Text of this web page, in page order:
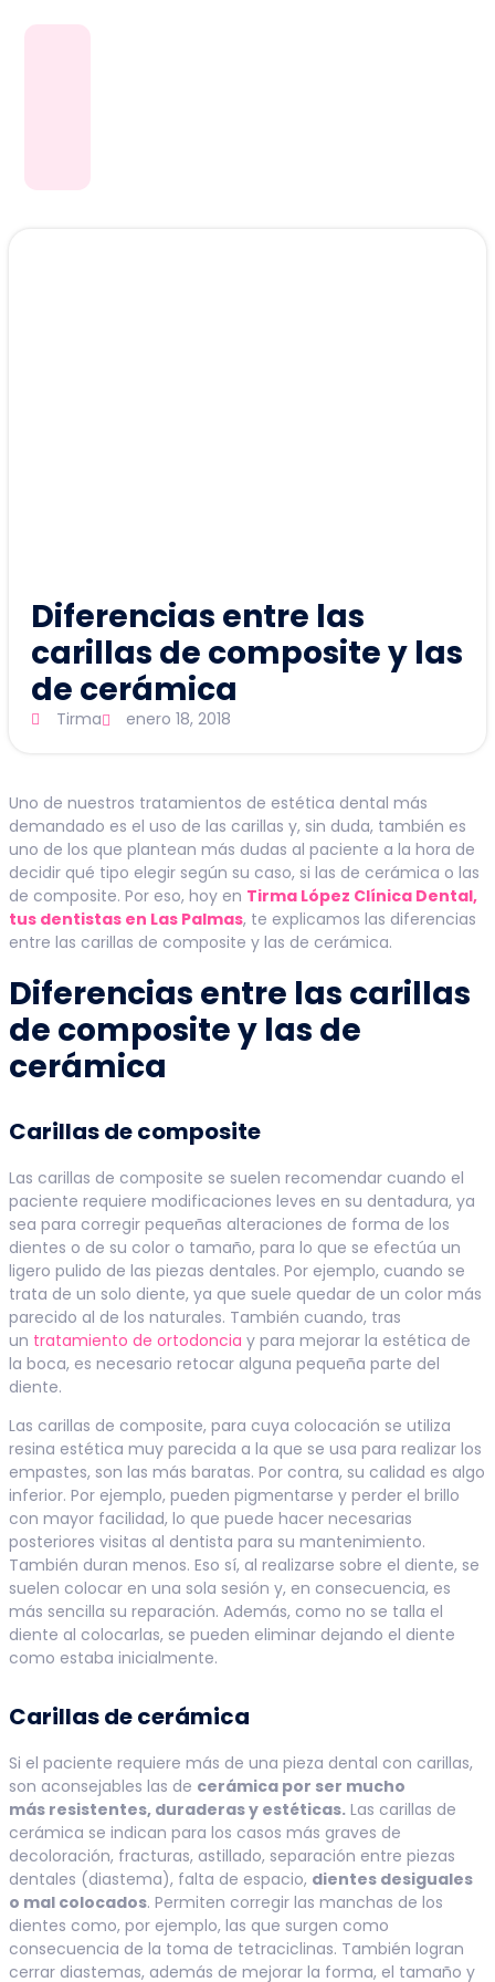
Diferencias entre las
carillas de composite y las
de cerámica
Tirma enero 18, 2018
Uno de nuestros tratamientos de estética dental más
demandado es el uso de las carillas y, sin duda, también es
uno de los que plantean más dudas al paciente a la hora de
decidir qué tipo elegir según su caso, si las de cerámica o las
de composite. Por eso, hoy en Tirma López Clínica Dental,
tus dentistas en Las Palmas, te explicamos las diferencias
entre las carillas de composite y las de cerámica.
Diferencias entre las carillas
de composite y las de
cerámica
Carillas de composite
Las carillas de composite se suelen recomendar cuando el
paciente requiere modificaciones leves en su dentadura, ya
sea para corregir pequeñas alteraciones de forma de los
dientes o de su color o tamaño, para lo que se efectúa un
ligero pulido de las piezas dentales. Por ejemplo, cuando se
trata de un solo diente, ya que suele quedar de un color más
parecido al de los naturales. También cuando, tras
un tratamiento de ortodoncia y para mejorar la estética de
la boca, es necesario retocar alguna pequeña parte del
diente.
Las carillas de composite, para cuya colocación se utiliza
resina estética muy parecida a la que se usa para realizar los
empastes, son las más baratas. Por contra, su calidad es algo
inferior. Por ejemplo, pueden pigmentarse y perder el brillo
con mayor facilidad, lo que puede hacer necesarias
posteriores visitas al dentista para su mantenimiento.
También duran menos. Eso sí, al realizarse sobre el diente, se
suelen colocar en una sola sesión y, en consecuencia, es
más sencilla su reparación. Además, como no se talla el
diente al colocarlas, se pueden eliminar dejando el diente
como estaba inicialmente.
Carillas de cerámica
Si el paciente requiere más de una pieza dental con carillas,
son aconsejables las de cerámica por ser mucho
más resistentes, duraderas y estéticas. Las carillas de
cerámica se indican para los casos más graves de
decoloración, fracturas, astillado, separación entre piezas
dentales (diastema), falta de espacio, dientes desiguales
o mal colocados. Permiten corregir las manchas de los
dientes como, por ejemplo, las que surgen como
consecuencia de la toma de tetraciclinas. También logran
cerrar diastemas, además de mejorar la forma, el tamaño y